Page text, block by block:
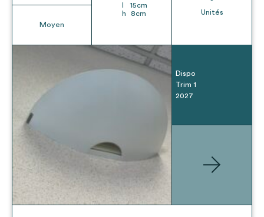
Moyen
15cm
h
8cm
Unités
Dispo
Trim 1
2027